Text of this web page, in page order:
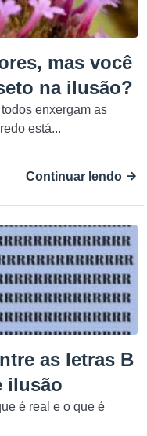
mas você
na ilusão?
enxergam as
está...
Continuar lendo
as letras B
ilusão
é real e o que é